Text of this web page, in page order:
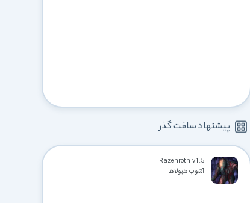
پیشنهاد سافت گذر
Razenroth v1.5
آشوب هیولاها